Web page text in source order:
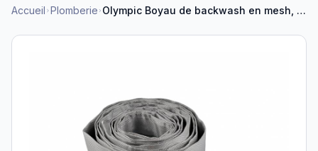
Accueil Plomberie Olympic Boyau de backwash en mesh, ultra résistant, 100' MBWH=100-SW